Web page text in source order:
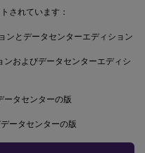
されています：
とデータセンターエディション
およびデータセンターエディシ
タセンターの版
ータセンターの版